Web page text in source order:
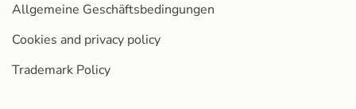
Allgemeine Geschäftsbedingungen
Cookies and privacy policy
Trademark Policy